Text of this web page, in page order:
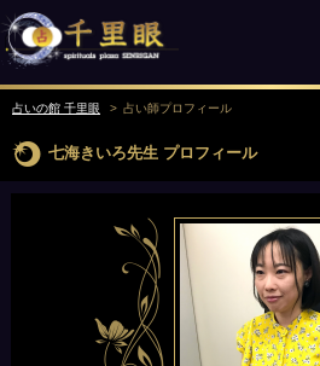
占いの館 千里眼 占い師プロフィール
七海きいろ先生 プロフィール